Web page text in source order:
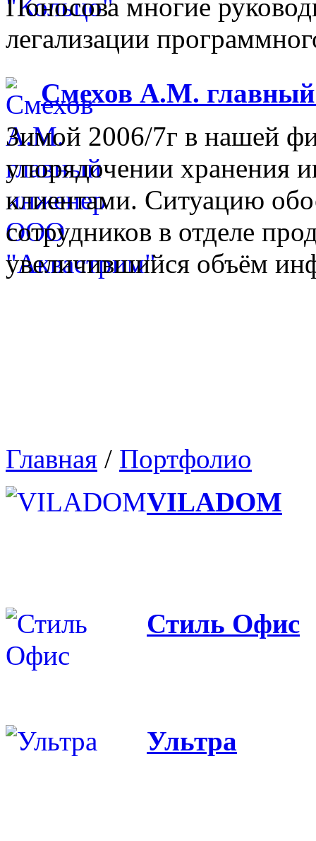
Поносова многие
легализации
Смехов А.М.
Зимой 2006/7г в нашей
упорядочении хранения
клиентами. Ситуацию
сотрудников в отделе
увеличившийся объём
Главная / Портфолио
VILADOM
Стиль Офис
Ультра